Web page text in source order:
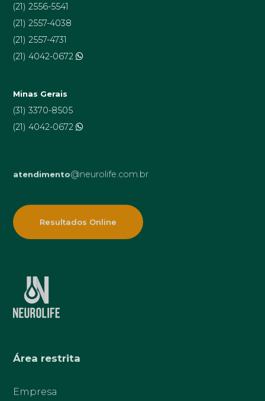
Área restrita
(21) 2556-5541
(21) 2557-4038
(21) 2557-4731
(21) 4042-0672
Minas Gerais
(31) 3370-8505
(21) 4042-0672
atendimento@neurolife.com.br
Resultados Online